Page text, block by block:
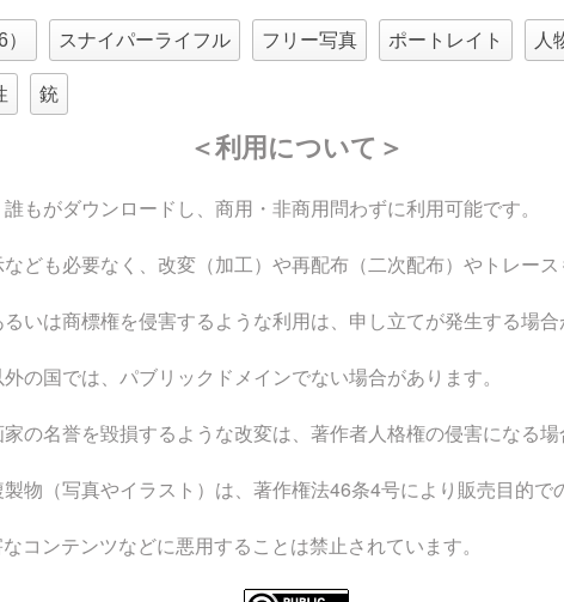
スナイパーライフル フリー写真 ポートレイト 人
銃
＜利用について＞
もがダウンロードし、商用・非商用問わずに利用可能です。
ども必要なく、改変（加工）や再配布（二次配布）やトレース
いは商標権を侵害するような利用は、申し立てが発生する場合
の国では、パブリックドメインでない場合があります。
の名誉を毀損するような改変は、著作者人格権の侵害になる場
物（写真やイラスト）は、著作権法46条4号により販売目的で
コンテンツなどに悪用することは禁止されています。